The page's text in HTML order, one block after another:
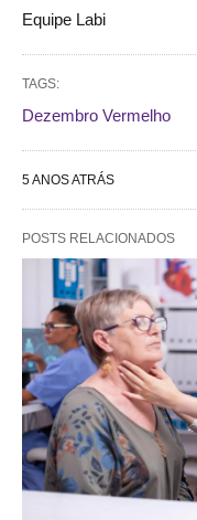
Equipe Labi
TAGS:
Dezembro Vermelho
5 ANOS ATRÁS
POSTS RELACIONADOS